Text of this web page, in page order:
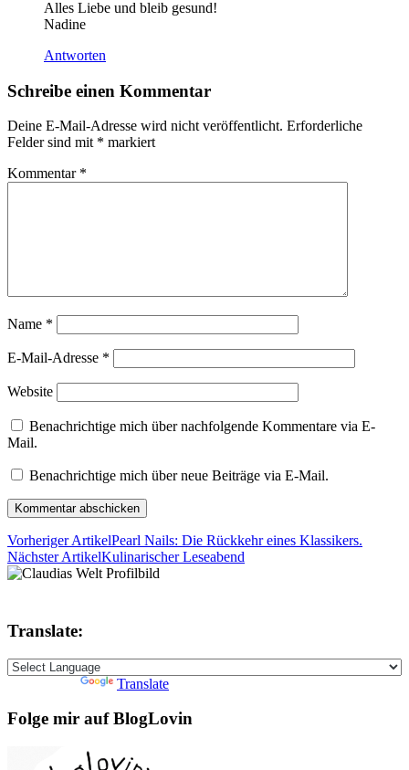
Alles Liebe und bleib gesund!
Nadine
Antworten
Schreibe einen Kommentar
Deine E-Mail-Adresse wird nicht veröffentlicht. Erforderliche
Felder sind mit * markiert
Kommentar *
Name *
E-Mail-Adresse *
Website
Benachrichtige mich über nachfolgende Kommentare via E-
Mail.
Benachrichtige mich über neue Beiträge via E-Mail.
Vorheriger ArtikelPearl Nails: Die Rückkehr eines Klassikers.
Nächster ArtikelKulinarischer Leseabend
Translate:
Translate
Folge mir auf BlogLovin